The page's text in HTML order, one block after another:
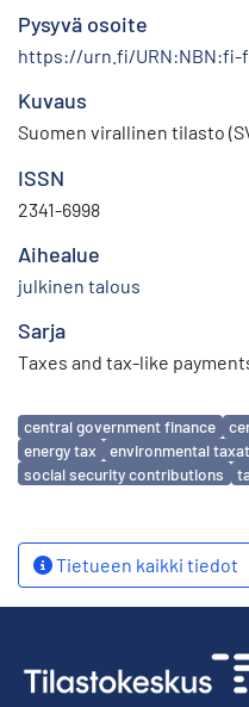
Pysyvä osoite
https://urn.fi/URN:NBN:fi-
Kuvaus
Suomen virallinen tilasto
ISSN
2341-6998
Aihealue
julkinen talous
Sarja
Taxes and tax-like
Avainsanat
central government finance
energy tax
environmental
social security contributions
Tietueen kaikki tiedot